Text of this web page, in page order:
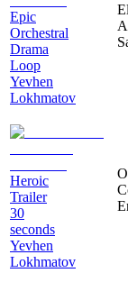
Epic
Orchestral
Drama
Loop
Yevhen
Lokhmatov
Heroic
Trailer
30
seconds
Yevhen
Lokhmatov